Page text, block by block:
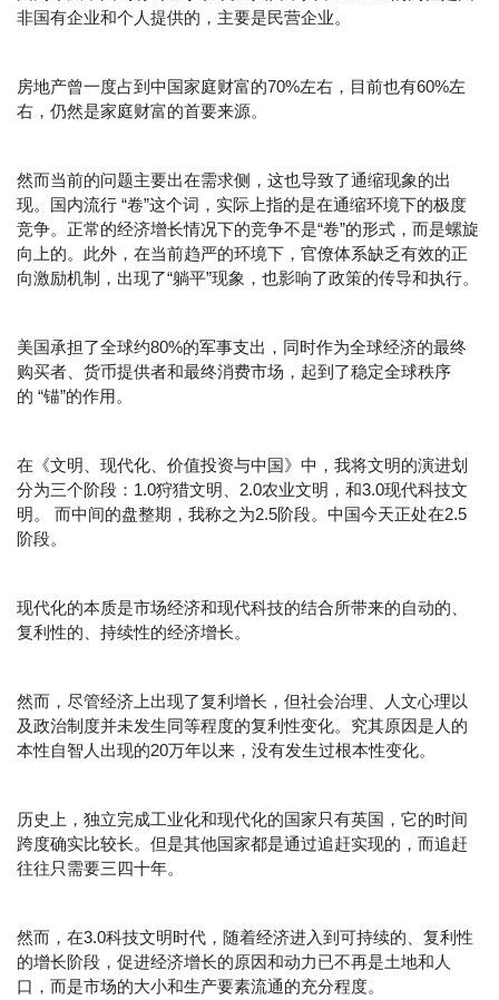
非国有企业和个人提供的，主要是民营企业。
房地产曾一度占到中国家庭财富的70%左右，目前也有60%左
右，仍然是家庭财富的首要来源。
然而当前的问题主要出在需求侧，这也导致了通缩现象的出
现。国内流行 “卷”这个词，实际上指的是在通缩环境下的极度
竞争。正常的经济增长情况下的竞争不是“卷”的形式，而是螺旋
向上的。此外，在当前趋严的环境下，官僚体系缺乏有效的正
向激励机制，出现了“躺平”现象，也影响了政策的传导和执行。
美国承担了全球约80%的军事支出，同时作为全球经济的最终
购买者、货币提供者和最终消费市场，起到了稳定全球秩序
的 “锚”的作用。
在《文明、现代化、价值投资与中国》中，我将文明的演进划
分为三个阶段：1.0狩猎文明、2.0农业文明，和3.0现代科技文
明。 而中间的盘整期，我称之为2.5阶段。中国今天正处在2.5
阶段。
现代化的本质是市场经济和现代科技的结合所带来的自动的、
复利性的、持续性的经济增长。
然而，尽管经济上出现了复利增长，但社会治理、人文心理以
及政治制度并未发生同等程度的复利性变化。究其原因是人的
本性自智人出现的20万年以来，没有发生过根本性变化。
历史上，独立完成工业化和现代化的国家只有英国，它的时间
跨度确实比较长。但是其他国家都是通过追赶实现的，而追赶
往往只需要三四十年。
然而，在3.0科技文明时代，随着经济进入到可持续的、复利性
的增长阶段，促进经济增长的原因和动力已不再是土地和人
口，而是市场的大小和生产要素流通的充分程度。